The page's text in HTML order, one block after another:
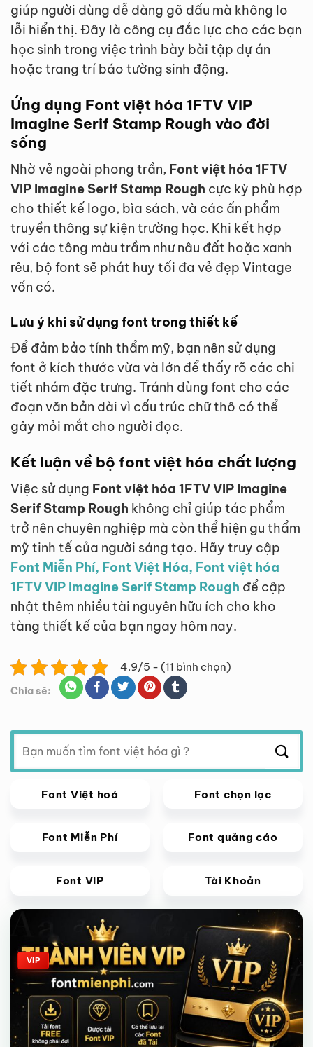
giúp người dùng dễ dàng gõ dấu mà không lo
lỗi hiển thị. Đây là công cụ đắc lực cho các bạn
học sinh trong việc trình bày bài tập dự án
hoặc trang trí báo tường sinh động.
Ứng dụng Font việt hóa 1FTV VIP
Imagine Serif Stamp Rough vào đời
sống
Nhờ vẻ ngoài phong trần, Font việt hóa 1FTV
VIP Imagine Serif Stamp Rough cực kỳ phù hợp
cho thiết kế logo, bìa sách, và các ấn phẩm
truyền thông sự kiện trường học. Khi kết hợp
với các tông màu trầm như nâu đất hoặc xanh
rêu, bộ font sẽ phát huy tối đa vẻ đẹp Vintage
vốn có.
Lưu ý khi sử dụng font trong thiết kế
Để đảm bảo tính thẩm mỹ, bạn nên sử dụng
font ở kích thước vừa và lớn để thấy rõ các chi
tiết nhám đặc trưng. Tránh dùng font cho các
đoạn văn bản dài vì cấu trúc chữ thô có thể
gây mỏi mắt cho người đọc.
Kết luận về bộ font việt hóa chất lượng
Việc sử dụng Font việt hóa 1FTV VIP Imagine
Serif Stamp Rough không chỉ giúp tác phẩm
trở nên chuyên nghiệp mà còn thể hiện gu thẩm
mỹ tinh tế của người sáng tạo. Hãy truy cập
Font Miễn Phí, Font Việt Hóa, Font việt hóa
1FTV VIP Imagine Serif Stamp Rough để cập
nhật thêm nhiều tài nguyên hữu ích cho kho
tàng thiết kế của bạn ngay hôm nay.
4.9/5 - (11 bình chọn)
Chia sẽ:
Tìm
kiếm:
Font Việt hoá Font chọn lọc
Font Miễn Phí Font quảng cáo
Font VIP Tài Khoản
Giảm giá!
VIP